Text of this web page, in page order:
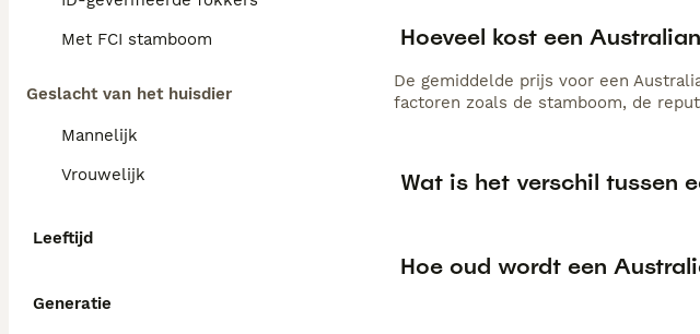
Met FCI stamboom
Geslacht van het huisdier
Mannelijk
Vrouwelijk
Leeftijd
Generatie
Hoeveel kost een
De gemiddelde prijs voor een
factoren zoals de stamboom, de
Wat is het verschil tussen
Hoe oud wordt een